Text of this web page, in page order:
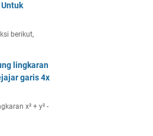
berikut,
lingkaran
garis 4x
x² + y² -